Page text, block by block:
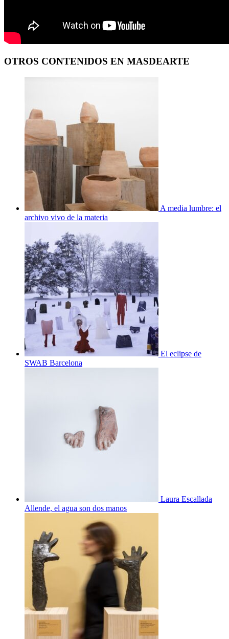
OTROS CONTENIDOS EN MASDEARTE
A media lumbre: el
archivo vivo de la materia
El eclipse de
SWAB Barcelona
Laura Escallada
Allende, el agua son dos manos